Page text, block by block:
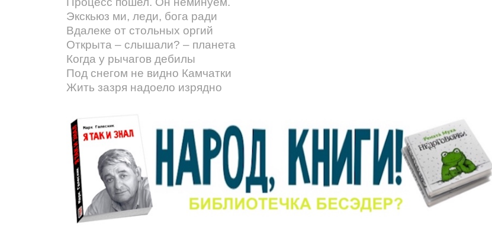
Экскьюз ми, леди, бога ради
Вдалеке от стольных оргий
Открыта – слышали? – планета
Когда у рычагов дебилы
Под снегом не видно Камчатки
Жить зазря надоело изрядно